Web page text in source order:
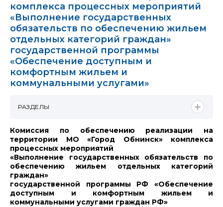
комплекса процессных мероприятий
«Выполнение государственных
обязательств по обеспечению жильем
отдельных категорий граждан»
государственной программы
«Обеспечение доступным и
комфортным жильем и
коммунальными услугами»
Комиссия по обеспечению реализации на
территории МО «Город Обнинск» комплекса
процессных мероприятий
«Выполнение государственных обязательств по
обеспечению жильем отдельных категорий
граждан»
государственной программы РФ «Обеспечение
доступным и комфортным жильем и
коммунальными услугами граждан РФ»
РАЗДЕЛЫ